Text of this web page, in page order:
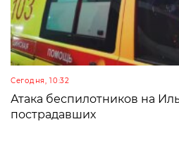
Сегодня, 10:32
Атака беспилотников на
пострадавших